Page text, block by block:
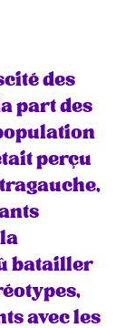
des
part des
perçu
batailler
avec les